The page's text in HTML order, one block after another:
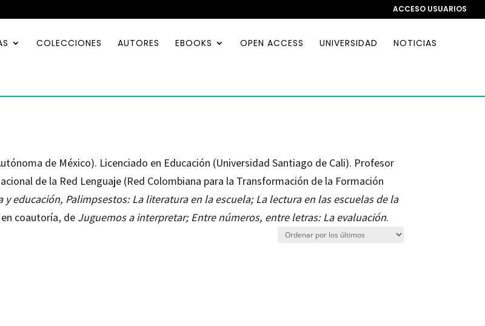
ACCESO USUARIOS
COLECCIONES AUTORES EBOOKS OPEN ACCESS UNIVERSIDAD NOTICIAS
de México). Licenciado en Educación (Universidad Santiago de Cali). Profesor
de la Red Lenguaje (Red Colombiana para la Transformación de la Formación
y educación, Palimpsestos: La literatura en la escuela; La lectura en las escuelas de la
en coautoría, de Juguemos a interpretar; Entre números, entre letras: La evaluación.